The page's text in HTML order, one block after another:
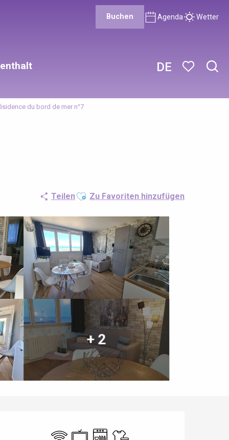
DE
Buchen Agenda Wetter
du bord de mer n°7
TeilenAjouter aux favoris
Zu Favoriten hinzufügen
+ 2
& Kontaktdaten
Wi-Fi FernsehenGeschirrspülmaschine
Bettwäsche und Laken